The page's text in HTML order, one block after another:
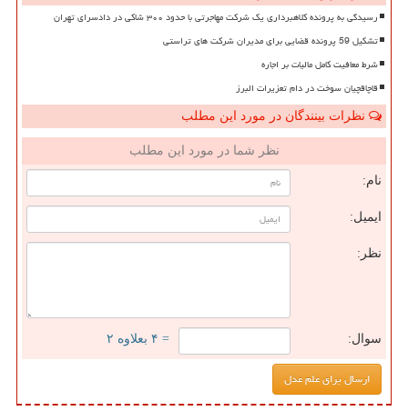
رسیدگی به پرونده کلاهبرداری یک شرکت مهاجرتی با حدود ۳۰۰ شاکی در دادسرای تهران
تشکیل 59 پرونده قضایی برای مدیران شرکت های تراستی
شرط معافیت کامل مالیات بر اجاره
قاچاقچیان سوخت در دام تعزیرات البرز
نظرات بینندگان در مورد این مطلب
نظر شما در مورد این مطلب
نام:
ایمیل:
نظر:
سوال: = ۴ بعلاوه ۲